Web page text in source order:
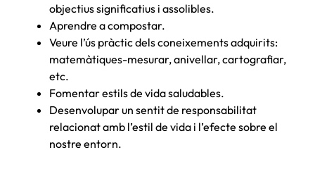
objectius significatius i assolibles.
Aprendre a compostar.
Veure l’ús pràctic dels coneixements adquirits:
matemàtiques-mesurar, anivellar, cartografiar,
etc.
Fomentar estils de vida saludables.
Desenvolupar un sentit de responsabilitat
relacionat amb l’estil de vida i l’efecte sobre el
nostre entorn.